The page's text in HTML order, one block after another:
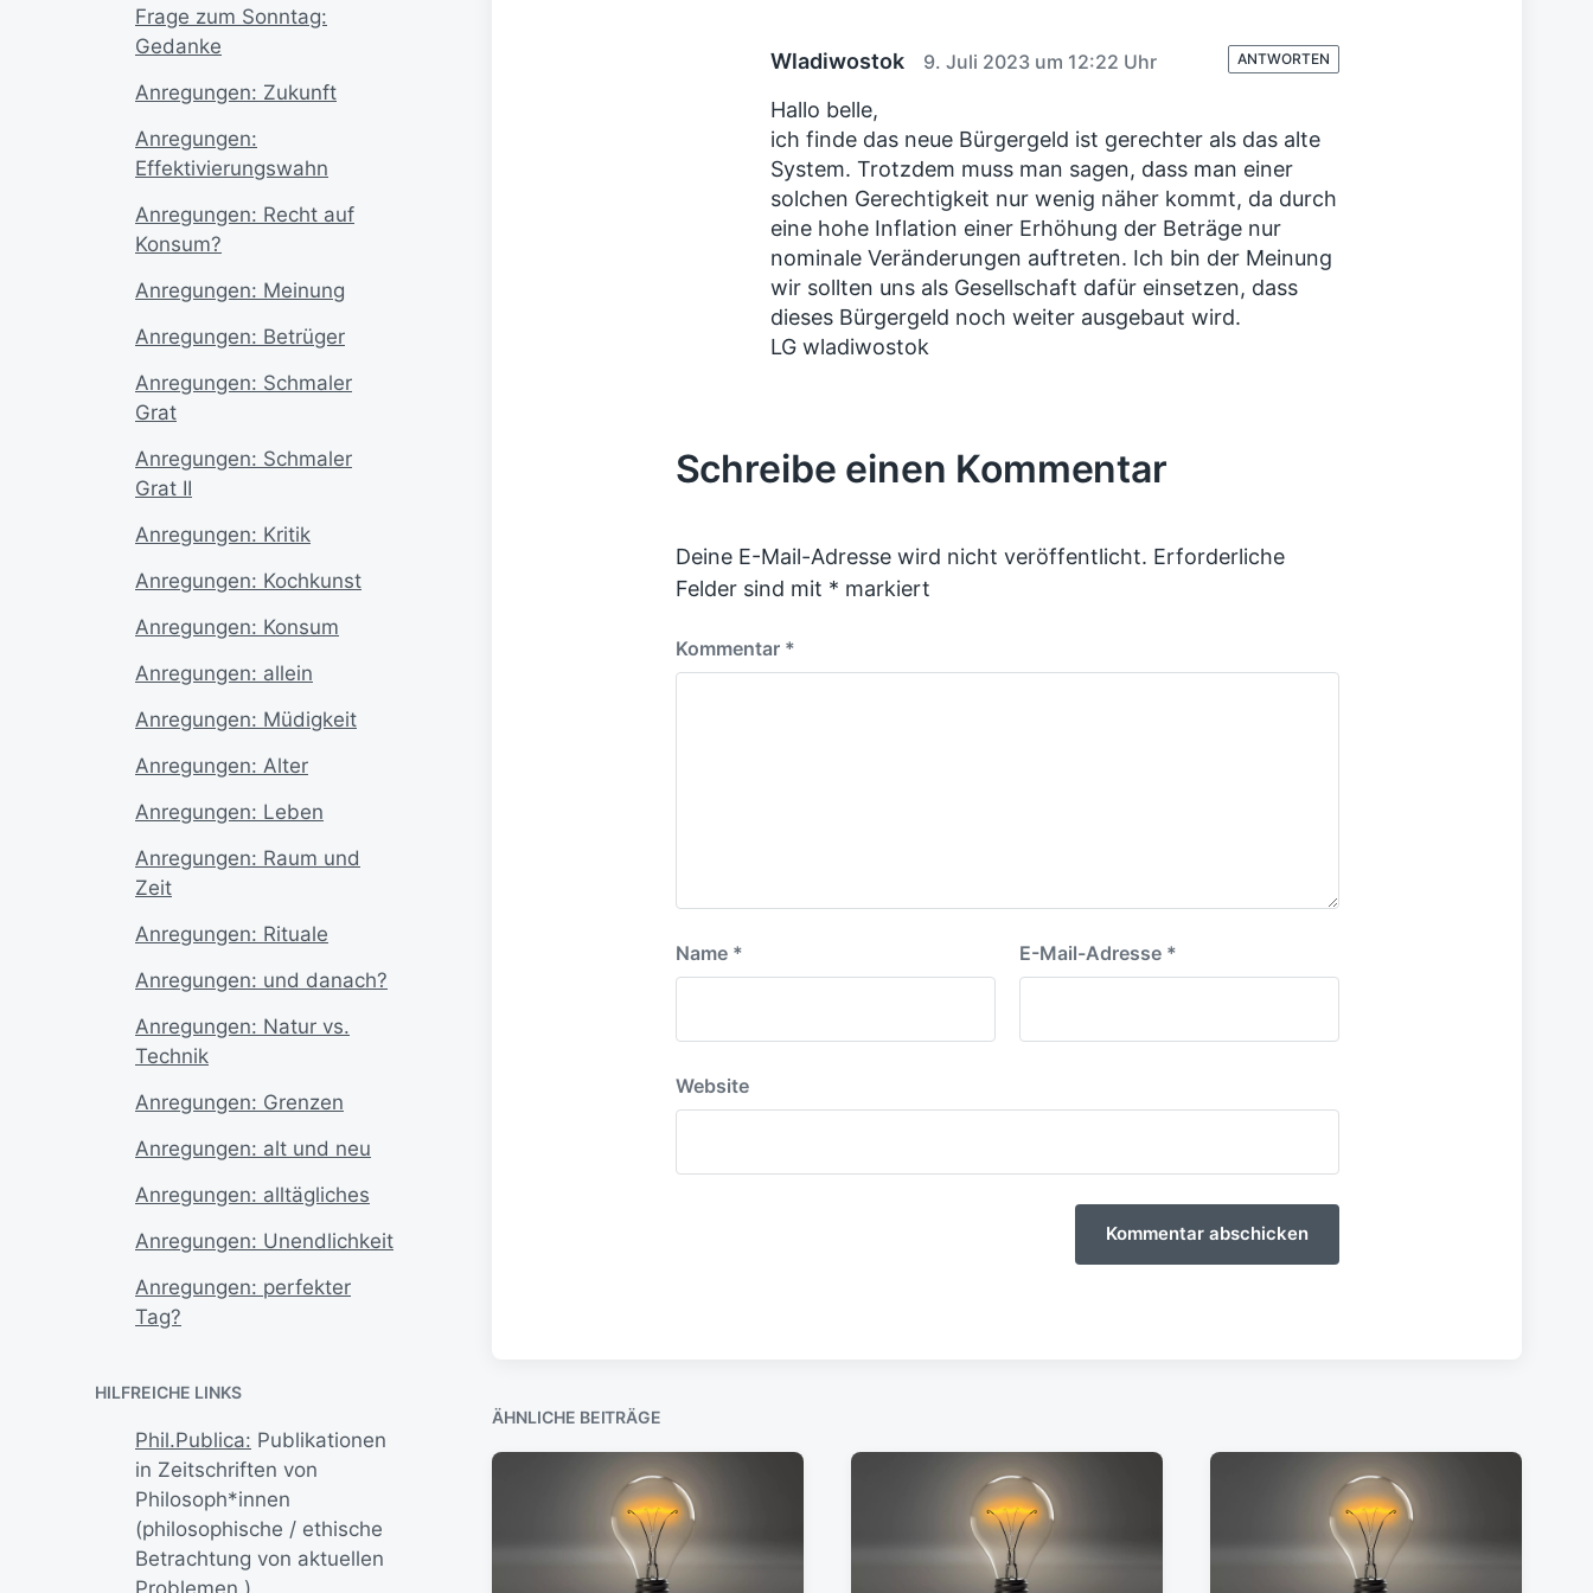
Frage zum Sonntag:
Gedanke
Anregungen: Zukunft
Anregungen:
Effektivierungswahn
Anregungen: Recht auf
Konsum?
Anregungen: Meinung
Anregungen: Betrüger
Anregungen: Schmaler
Grat
Anregungen: Schmaler
Grat II
Anregungen: Kritik
Anregungen: Kochkunst
Anregungen: Konsum
Anregungen: allein
Anregungen: Müdigkeit
Anregungen: Alter
Anregungen: Leben
Anregungen: Raum und
Zeit
Anregungen: Rituale
Anregungen: und danach?
Anregungen: Natur vs.
Technik
Anregungen: Grenzen
Anregungen: alt und neu
Anregungen: alltägliches
Anregungen: Unendlichkeit
Anregungen: perfekter
Tag?
HILFREICHE LINKS
Phil.Publica: Publikationen
in Zeitschriften von
Philosoph*innen
(philosophische / ethische
Betrachtung von aktuellen
Problemen.)
i
n
i
a
g
Wladiwostok 9. Juli 2023 um 12:22 Uhr
Hallo belle,
ich finde das neue Bürgergeld ist gerechter als das alte
System. Trotzdem muss man sagen, dass man einer
solchen Gerechtigkeit nur wenig näher kommt, da durch
eine hohe Inflation einer Erhöhung der Beträge nur
nominale Veränderungen auftreten. Ich bin der Meinung
wir sollten uns als Gesellschaft dafür einsetzen, dass
dieses Bürgergeld noch weiter ausgebaut wird.
LG wladiwostok
ANTWORTEN
Schreibe einen Kommentar
Deine E-Mail-Adresse wird nicht veröffentlicht. Erforderliche
Felder sind mit * markiert
Kommentar *
Name * E-Mail-Adresse *
Website
ÄHNLICHE BEITRÄGE